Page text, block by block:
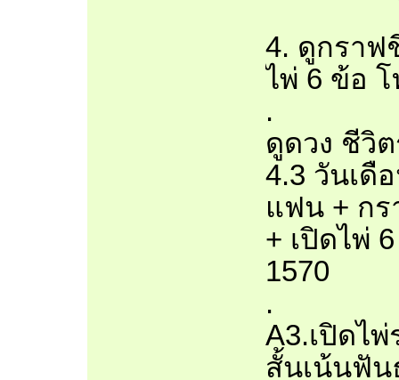
4. ดูกราฟ
ไพ่ 6 ข้อ
.
ดูดวง ชีวิ
4.3 วันเดื
แฟน + ก
+ เปิดไพ่
1570
.
A3.เปิดไ
สั้นเน้นฟัน